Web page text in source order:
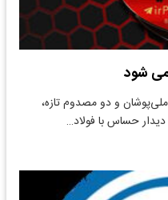
شود
و دو مصدوم تازه،
حساس با فولاد…